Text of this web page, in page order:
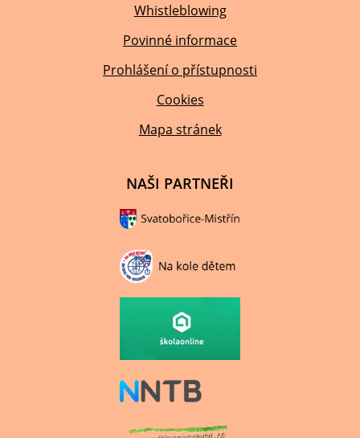
Whistleblowing
Povinné informace
Prohlášení o přístupnosti
Cookies
Mapa stránek
NAŠI PARTNEŘI